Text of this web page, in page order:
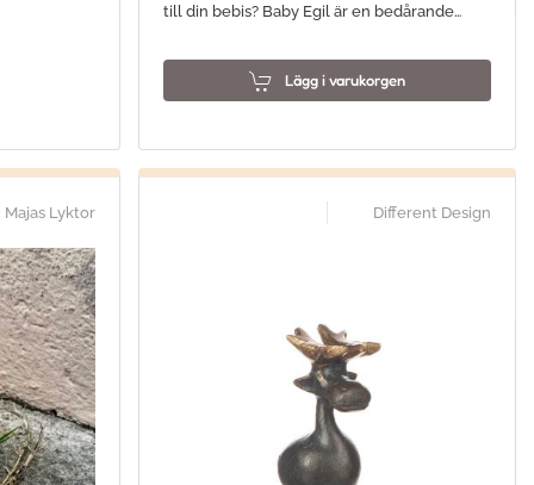
till din bebis? Baby Egil är en bedårande…
Lägg i varukorgen
Majas Lyktor Different Design